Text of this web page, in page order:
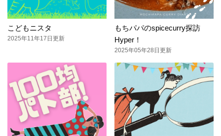
こどもニスタ
2025年11年17日更新
もちパパのspicecurry探訪
Hyper！
2025年05年28日更新